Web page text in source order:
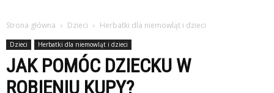
Strona główna Dzieci Herbatki dla niemowląt i dzieci
Dzieci Herbatki dla niemowląt i dzieci
JAK POMÓC DZIECKU W
ROBIENIU KUPY?